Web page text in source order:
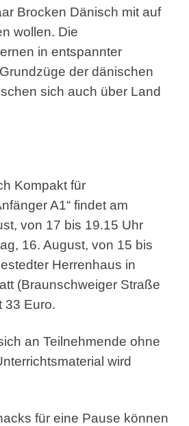
Brocken Dänisch mit auf
wollen. Die
in entspannter
der dänischen
sich auch über Land
Kompakt für
A1“ findet am
von 17 bis 19.15 Uhr
16. August, von 15 bis
Herrenhaus in
(Braunschweiger Straße
33 Euro.
an Teilnehmende ohne
wird
für eine Pause können